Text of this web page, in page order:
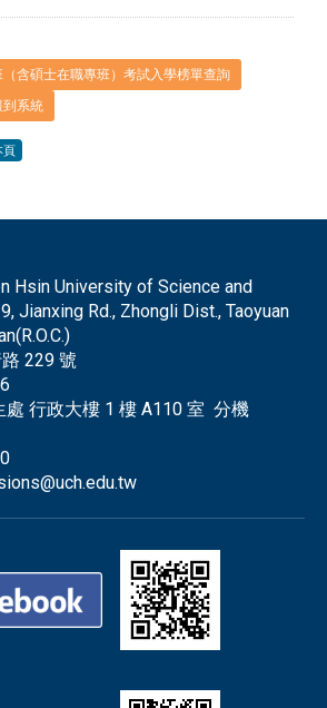
含碩士在職專班）考試入學榜單查詢
系統
頁
Hsin University of Science and
Jianxing Rd., Zhongli Dist., Taoyuan
229 號
處 行政大樓 1 樓 A110 室 分機